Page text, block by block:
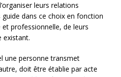
leurs relations
dans ce choix en fonction
professionnelle, de leurs
existant.
une personne transmet
doit être établie par acte